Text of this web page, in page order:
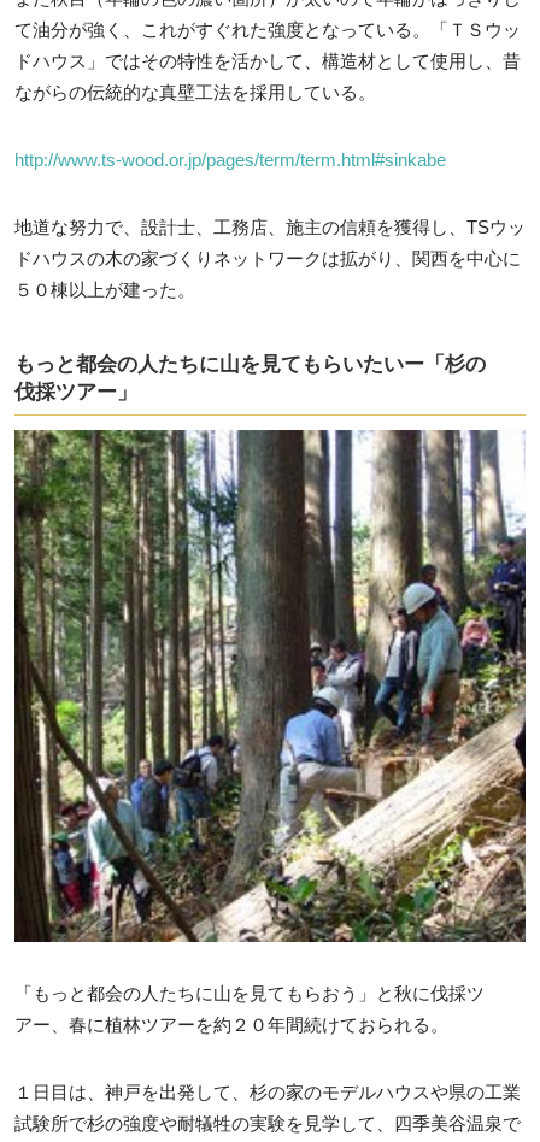
て油分が強く、これがすぐれた強度となっている。「ＴＳウッ
ドハウス」ではその特性を活かして、構造材として使用し、昔
ながらの伝統的な真壁工法を採用している。
http://www.ts-wood.or.jp/pages/term/term.html#sinkabe
地道な努力で、設計士、工務店、施主の信頼を獲得し、TSウッ
ドハウスの木の家づくりネットワークは拡がり、関西を中心に
５０棟以上が建った。
もっと都会の人たちに山を見てもらいたいー「杉の
伐採ツアー」
「もっと都会の人たちに山を見てもらおう」と秋に伐採ツ
アー、春に植林ツアーを約２０年間続けておられる。
１日目は、神戸を出発して、杉の家のモデルハウスや県の工業
試験所で杉の強度や耐犠牲の実験を見学して、四季美谷温泉で